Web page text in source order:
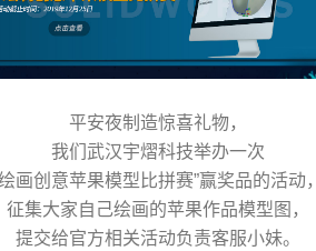
平安夜制造惊喜礼物，
我们武汉宇熠科技举办一次
画创意苹果模型比拼赛”赢奖品的活动，
征集大家自己绘画的苹果作品模型图，
提交给官方相关活动负责客服小妹。